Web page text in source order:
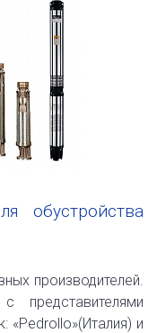
обустройства
производителей.
представителями
«Pedrollo»(Италия) и